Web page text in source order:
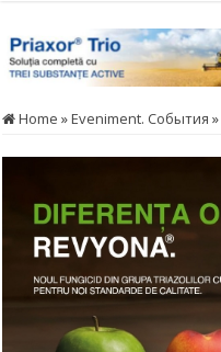
Home »Eveniment. События »